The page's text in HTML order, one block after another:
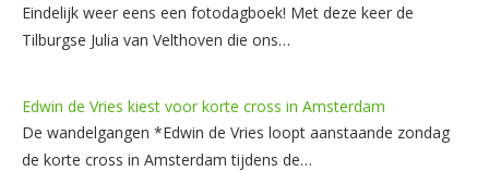
Eindelijk weer eens een fotodagboek! Met deze keer de
Tilburgse Julia van Velthoven die ons…
Edwin de Vries kiest voor korte cross in Amsterdam
De wandelgangen *Edwin de Vries loopt aanstaande zondag
de korte cross in Amsterdam tijdens de…